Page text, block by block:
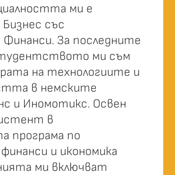
ми е
със
Финанси. За последните
ми съм
на технологиите и
в немските
и Иномотикс. Освен
в
програма по
и икономика
ми включват